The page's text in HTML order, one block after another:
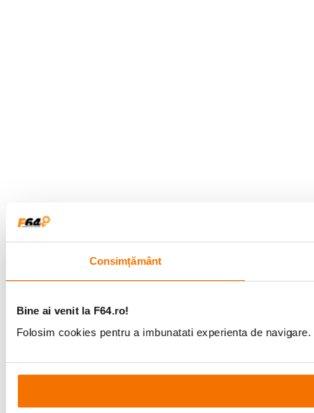
Consimțământ
Bine ai venit la F64.ro!
Folosim cookies pentru a imbunatati experienta de